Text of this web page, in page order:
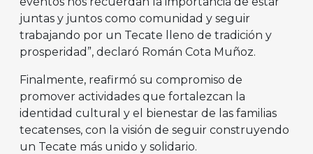
juntas y juntos como comunidad y seguir
trabajando por un Tecate lleno de tradición y
prosperidad”, declaró Román Cota Muñoz.
Finalmente, reafirmó su compromiso de
promover actividades que fortalezcan la
identidad cultural y el bienestar de las familias
tecatenses, con la visión de seguir construyendo
un Tecate más unido y solidario.